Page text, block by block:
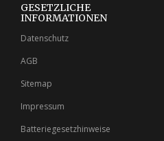
GESETZLICHE
INFORMATIONEN
Datenschutz
AGB
Sitemap
Impressum
Batteriegesetzhinweise